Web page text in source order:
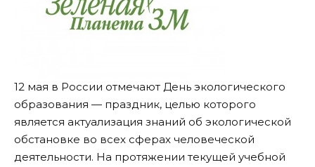
12 мая в России отмечают День экологического
образования — праздник, целью которого
является актуализация знаний об экологической
обстановке во всех сферах человеческой
деятельности. На протяжении текущей учебной